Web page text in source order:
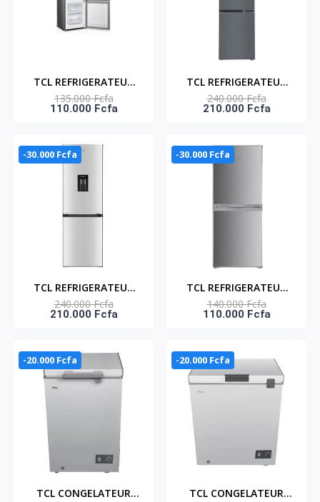
TCL REFRIGERATEUR
COMBINE 108LT SILVER
- 2 TIROIRS- F141BFS
135.000 Fcfa
110.000 Fcfa
TCL REFRIGERATEUR
COMBINE 260L - 3
TIROIRS - F265BF
240.000 Fcfa
210.000 Fcfa
-30.000 Fcfa
TCL REFRIGERATEUR
COMBINE SILVER 3
TIROIRS 309L -
F410BFS
240.000 Fcfa
210.000 Fcfa
-30.000 Fcfa
TCL REFRIGERATEUR
COMBINE 142 L SILVER
- TCL_F185BFS
140.000 Fcfa
110.000 Fcfa
-20.000 Fcfa
TCL CONGELATEUR
-20.000 Fcfa
TCL CONGELATEUR